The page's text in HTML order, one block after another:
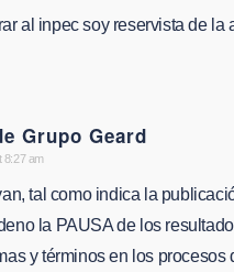
al inpec soy reservista de la
Grupo Geard
8:27 am
tal como indica la
la PAUSA de los
y términos en los procesos